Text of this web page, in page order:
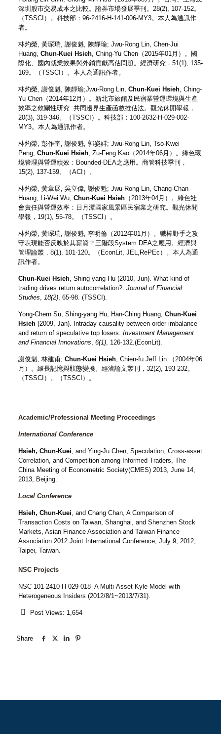
深圳股市交易成本之比較。 證券市場發展季刊 。28(2), 107-152。
（TSSCI）。科技部：96-2416-H-141-006-MY3。本人為通訊作
者。
林灼榮, 黃琛瑞, 謝俊魁, 陳靜瑜; Jwu-Rong Lin, Chen-Jui
Huang, Chun-Kuei Hsieh, Ching-Yu Chen（2015年01月）。國
際化、國內就業效果與外銷貢獻高估問題。 經濟研究，51(1), 135-
169。（TSSCI）。本人為通訊作者。
林灼榮, 謝俊魁, 陳靜瑜;Jwu-Rong Lin, Chun-Kuei Hsieh, Ching-
Yu Chen（2014年12月）。新北市旅館及民宿業營運環境與生產
效率之攸關性研究: 共同邊界生產函數推估法。 觀光休閒學報 ，
20(3), 319-346。（TSSCI）。科技部：100-2632-H-029-002-
MY3。本人為通訊作者。
林灼榮, 彭作奎, 謝俊魁, 郭姿妦; Jwu-Rong Lin, Tso-Kwei
Peng, Chun-Kuei Hsieh, Zu-Feng Kao（2014年06月）。綠色環
境管理與營運績效：Bounded-DEA之應用。 商管科技季刊 ，
15(2), 137-159。（ACI）。
林灼榮, 黃章展, 吳立偉, 謝俊魁; Jwu-Rong Lin, Chang-Chan
Huang, Li-Wei Wu, Chun-Kuei Hsieh（2013年04月）。綠色社
會責任與營運效率：日月潭國家風景區民宿業之研究。 觀光休閒
學報 ，19(1), 55-78。（TSSCI）。
林灼榮, 黃琛瑞, 謝俊魁, 李明倫（2012年01月）。職棒野手之攻
守表現能否反映於其薪資？三階段System DEA之應用。 經濟與
管理論叢，8(1), 101-120。（EconLit, JEL,RePEc）。本人為通
訊作者。
Chun-Kuei Hsieh, Shing-yang Hu (2010, Jun). What kind of
trading drives return autocorrelation?. Journal of Financial
Studies, 18(2), 65-98. (TSSCI).
Yong-Chern Su, Shing-yang Hu, Han-Ching Huang, Chun-Kuei
Hsieh(2009, Jan). Intraday causality between order imbalance
and return of speculative top losers. Investment Management
and Financial Innovations, 6(1), 126-132.(EconLit).
謝俊魁, 林建甫; Chun-Kuei Hsieh, Chien-fu Jeff Lin （2004年06
月）。緩長記憶與狀態變換。 經濟論文叢刊 ，32(2), 193-232。
（TSSCI）。（TSSCI ）。
Academic/Professional Meeting Proceedings
International Conference
Hsieh, Chun-Kuei , and Ying-Ju Chen, Speculation, Cross-asset
Correlation, and Competition among Informed Traders, The
China Meeting of Econometric Society(CMES) 2013, June 14,
2013, Beijing.
Local Conference
Hsieh, Chun-Kuei , and Chang Chan, A Comparison of
Transaction Costs on Taiwan, Shanghai, and Shenzhen Stock
Markets, Asian Finance Association and Taiwan Finance
Association 2012 Joint International Conference, July 9, 2012,
Taipei, Taiwan.
NSC Projects
NSC 101-2410-H-029-018- A Multi-Asset Kyle Model with
Heterogeneous Insiders (2012/8/1~2013/7/31).
Post Views: 1,654
Share